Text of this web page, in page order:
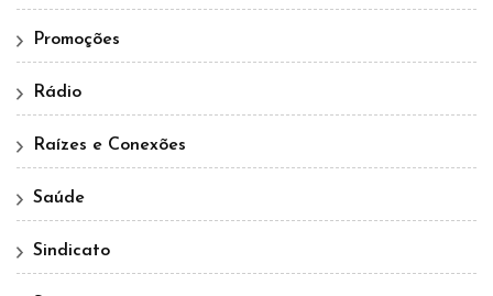
Promoções
Rádio
Raízes e Conexões
Saúde
Sindicato